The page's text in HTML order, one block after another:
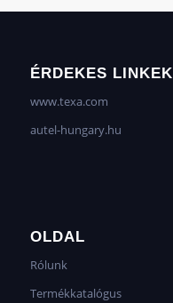
ÉRDEKES LINKEK
www.texa.com
autel-hungary.hu
OLDAL
Rólunk
Termékkatalógus